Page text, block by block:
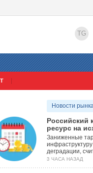
TG
Новости
Российский
ресурс на
Заниженные
деградации,
3 ЧАСА НАЗАД